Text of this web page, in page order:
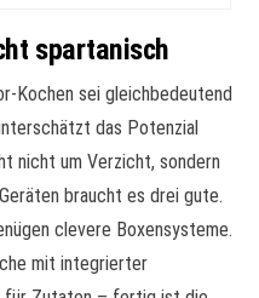
spartanisch
Kochen sei gleichbedeutend
das Potenzial
nicht um Verzicht, sondern
braucht es drei gute.
clevere Boxensysteme.
mit integrierter